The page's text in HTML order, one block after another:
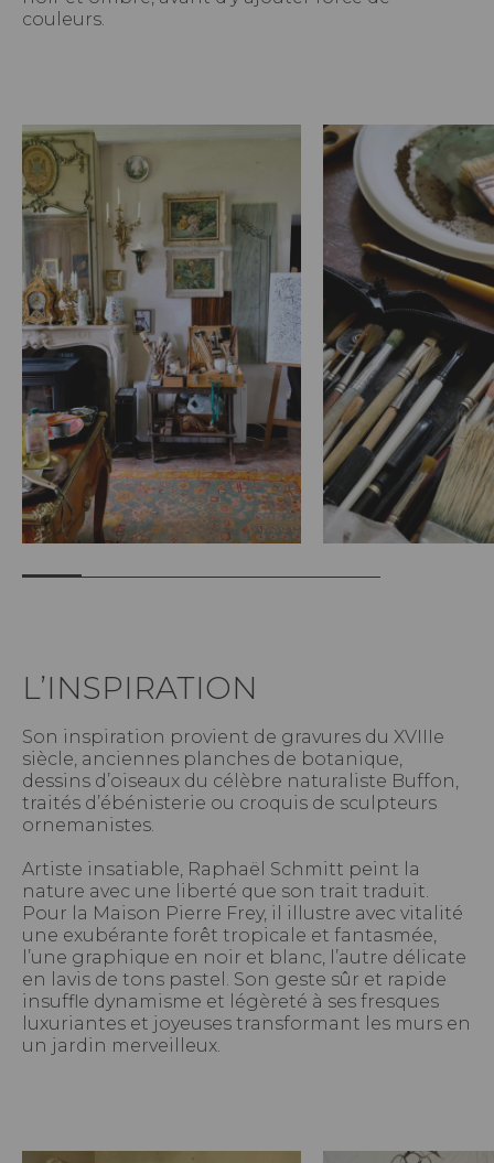
couleurs.
L’INSPIRATION
Son inspiration provient de gravures du XVIIIe
siècle, anciennes planches de botanique,
dessins d’oiseaux du célèbre naturaliste Buffon,
traités d’ébénisterie ou croquis de sculpteurs
ornemanistes.
Artiste insatiable, Raphaël Schmitt peint la
nature avec une liberté que son trait traduit.
Pour la Maison Pierre Frey, il illustre avec vitalité
une exubérante forêt tropicale et fantasmée,
l’une graphique en noir et blanc, l’autre délicate
en lavis de tons pastel. Son geste sûr et rapide
insuffle dynamisme et légèreté à ses fresques
luxuriantes et joyeuses transformant les murs en
un jardin merveilleux.